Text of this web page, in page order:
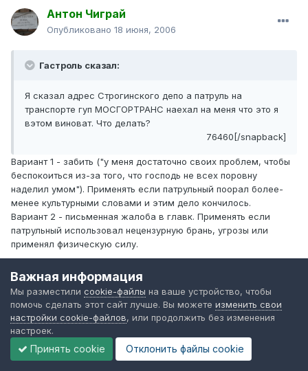
Антон Чиграй
Опубликовано 18 июня, 2006
Гастроль сказал:
Я сказал адрес Строгинского депо а патруль на
транспорте гуп МОСГОРТРАНС наехал на меня что это я
вэтом виноват. Что делать?
76460[/snapback]
Вариант 1 - забить ("у меня достаточно своих проблем, чтобы
беспокоиться из-за того, что господь не всех поровну
наделил умом"). Применять если патрульный поорал более-
менее культурными словами и этим дело кончилось.
Вариант 2 - письменная жалоба в главк. Применять если
патрульный использовал нецензурную брань, угрозы или
применял физическую силу.
moskonst70
Опубликовано18 июня, 2006
Алексей_Войнов сказал:
Важная информация
Мы разместили cookie-файлы на ваше устройство, чтобы
помочь сделать этот сайт лучше. Вы можете изменить свои
настройки cookie-файлов, или продолжить без изменения
настроек.
Принять cookie Отклонить файлы сookie